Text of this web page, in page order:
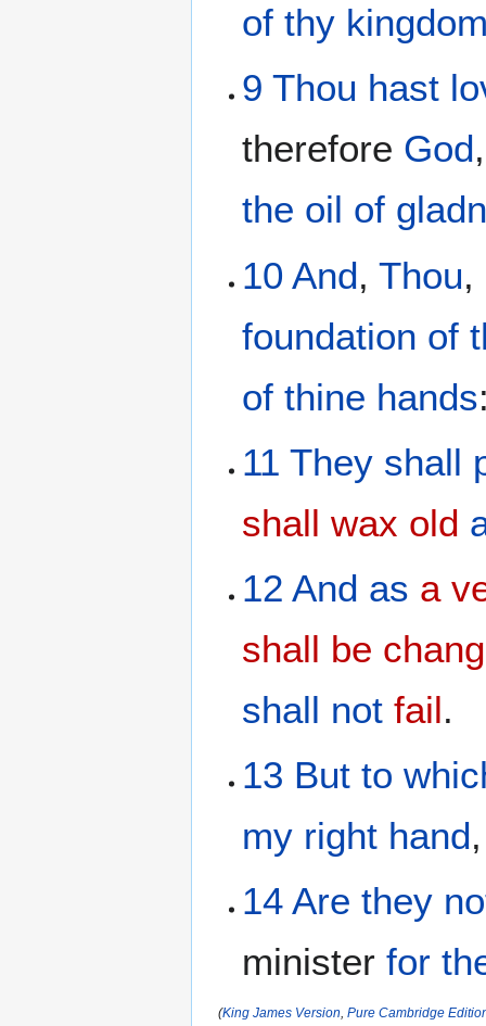
of thy
9 Thou hast
therefore God
the oil of
10 And,Thou,
foundation of
of thine hands
11 They shall
shall wax old
12 And as a
shall be
shall not fail.
13 But to
my right hand
14 Are they
ministerfor
(King James Version Pure Cambridge